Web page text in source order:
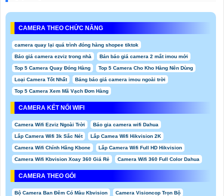
CAMERA THEO CHỨC NĂNG
camera quay lại quá trình đóng hàng shopee tiktok
Báo giá camera ezviz trong nhà Bản báo giá camera 2 mắt imou mới
Top 5 Camera Quay Đóng Hàng Top 5 Camera Cho Kho Hàng Nên Dùng
Loại Camera Tốt Nhất Bảng báo giá camera imou ngoài trời
Top 5 Camera Xem Mã Vạch Đơn Hàng
CAMERA KẾT NỐI WIFI
Camera Wifi Ezviz Ngoài Trời Báo gia camera wifi Dahua
Lắp Camera Wifi 3k Sắc Nét Lắp Camea Wifi Hikvision 2K
Camera Wifi Chính Hãng Kbone Lắp Camera Wifi Full HD Hikvision
Camera Wifi Kbvision Xoay 360 Giá Rẻ Camera Wifi 360 Full Color Dahua
CAMERA THEO GÓI
Bộ Camera Ban Đêm Có Màu Kbvision Camera Visioncop Trọn Bộ